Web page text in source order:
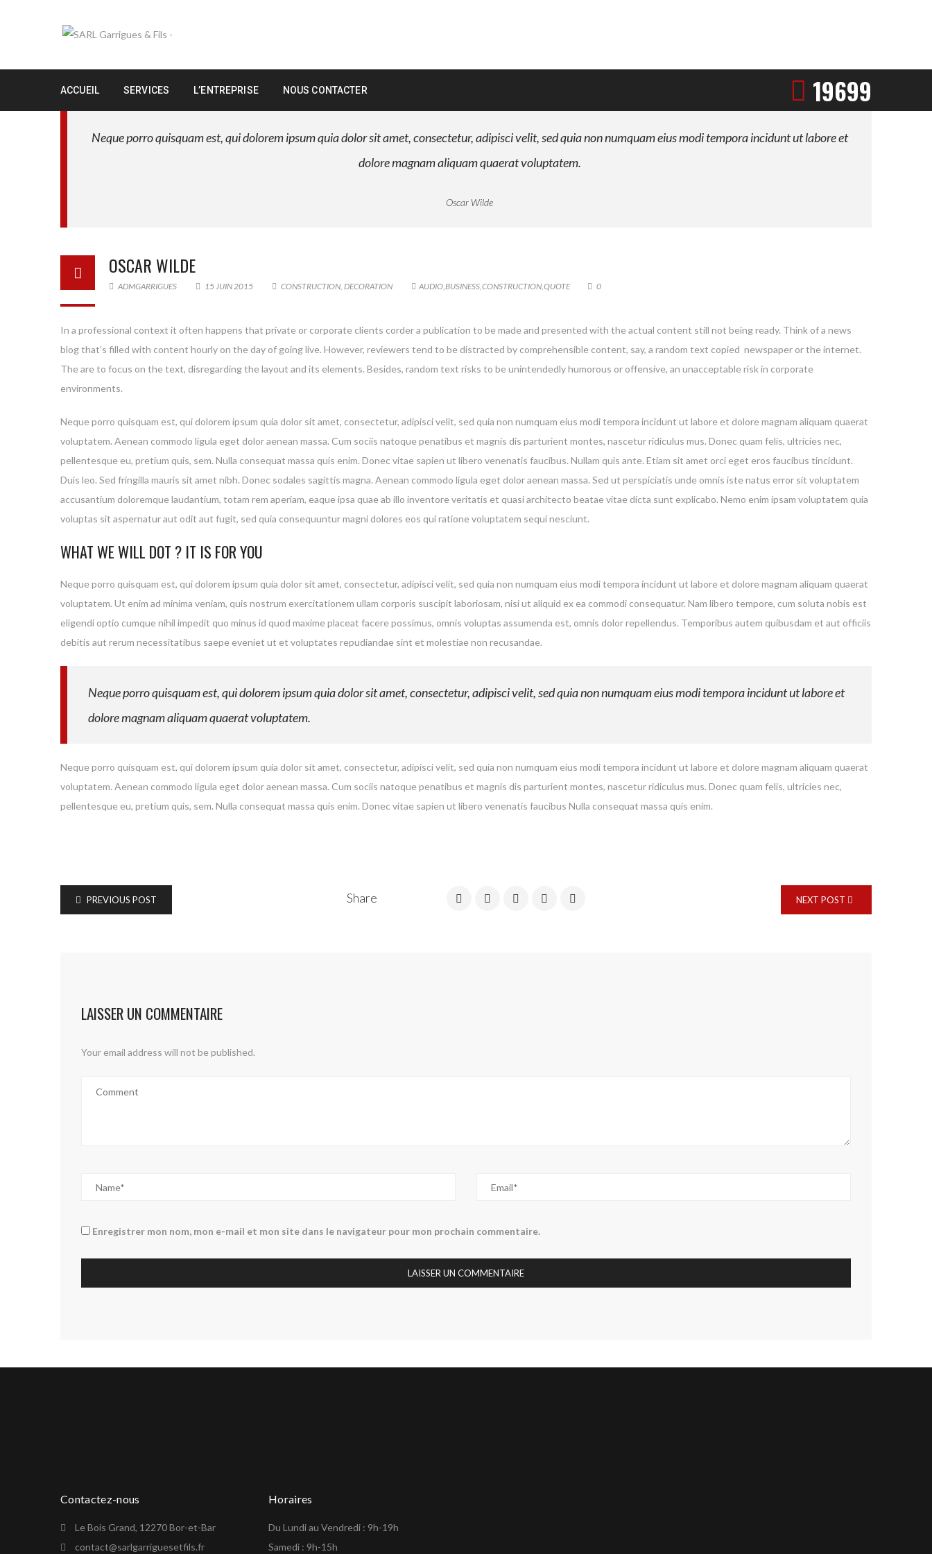
ACCUEIL SERVICES L’ENTREPRISE NOUS CONTACTER 19699
Neque porro quisquam est, qui dolorem ipsum quia dolor sit amet, consectetur, adipisci velit, sed quia non numquam eius modi tempora incidunt ut labore et
dolore magnam aliquam quaerat voluptatem.
Oscar Wilde
OSCAR WILDE
ADMGARRIGUES 15 JUIN 2015 CONSTRUCTION, DECORATION AUDIO,BUSINESS,CONSTRUCTION,QUOTE 0
In a professional context it often happens that private or corporate clients corder a publication to be made and presented with the actual content still not being ready. Think of a news
blog that’s filled with content hourly on the day of going live. However, reviewers tend to be distracted by comprehensible content, say, a random text copied newspaper or the internet.
The are to focus on the text, disregarding the layout and its elements. Besides, random text risks to be unintendedly humorous or offensive, an unacceptable risk in corporate
environments.
Neque porro quisquam est, qui dolorem ipsum quia dolor sit amet, consectetur, adipisci velit, sed quia non numquam eius modi tempora incidunt ut labore et dolore magnam aliquam quaerat
voluptatem. Aenean commodo ligula eget dolor aenean massa. Cum sociis natoque penatibus et magnis dis parturient montes, nascetur ridiculus mus. Donec quam felis, ultricies nec,
pellentesque eu, pretium quis, sem. Nulla consequat massa quis enim. Donec vitae sapien ut libero venenatis faucibus. Nullam quis ante. Etiam sit amet orci eget eros faucibus tincidunt.
Duis leo. Sed fringilla mauris sit amet nibh. Donec sodales sagittis magna. Aenean commodo ligula eget dolor aenean massa. Sed ut perspiciatis unde omnis iste natus error sit voluptatem
accusantium doloremque laudantium, totam rem aperiam, eaque ipsa quae ab illo inventore veritatis et quasi architecto beatae vitae dicta sunt explicabo. Nemo enim ipsam voluptatem quia
voluptas sit aspernatur aut odit aut fugit, sed quia consequuntur magni dolores eos qui ratione voluptatem sequi nesciunt.
WHAT WE WILL DOT ? IT IS FOR YOU
Neque porro quisquam est, qui dolorem ipsum quia dolor sit amet, consectetur, adipisci velit, sed quia non numquam eius modi tempora incidunt ut labore et dolore magnam aliquam quaerat
voluptatem. Ut enim ad minima veniam, quis nostrum exercitationem ullam corporis suscipit laboriosam, nisi ut aliquid ex ea commodi consequatur. Nam libero tempore, cum soluta nobis est
eligendi optio cumque nihil impedit quo minus id quod maxime placeat facere possimus, omnis voluptas assumenda est, omnis dolor repellendus. Temporibus autem quibusdam et aut officiis
debitis aut rerum necessitatibus saepe eveniet ut et voluptates repudiandae sint et molestiae non recusandae.
Neque porro quisquam est, qui dolorem ipsum quia dolor sit amet, consectetur, adipisci velit, sed quia non numquam eius modi tempora incidunt ut labore et
dolore magnam aliquam quaerat voluptatem.
Neque porro quisquam est, qui dolorem ipsum quia dolor sit amet, consectetur, adipisci velit, sed quia non numquam eius modi tempora incidunt ut labore et dolore magnam aliquam quaerat
voluptatem. Aenean commodo ligula eget dolor aenean massa. Cum sociis natoque penatibus et magnis dis parturient montes, nascetur ridiculus mus. Donec quam felis, ultricies nec,
pellentesque eu, pretium quis, sem. Nulla consequat massa quis enim. Donec vitae sapien ut libero venenatis faucibus Nulla consequat massa quis enim.
Share
PREVIOUS POST NEXT POST
LAISSER UN COMMENTAIRE
Your email address will not be published.
Enregistrer mon nom, mon e-mail et mon site dans le navigateur pour mon prochain commentaire.
Contactez-nous
Le Bois Grand, 12270 Bor-et-Bar
contact@sarlgarriguesetfils.fr
Horaires
Du Lundi au Vendredi : 9h-19h
Samedi : 9h-15h